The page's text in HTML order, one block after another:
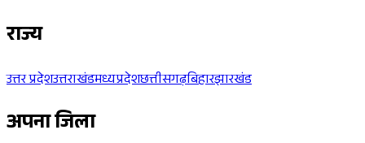
राज्य
उत्तर प्रदेशउत्तराखंडमध्यप्रदेशछत्तीसगढ़बिहारझारखंड
अपना जिला